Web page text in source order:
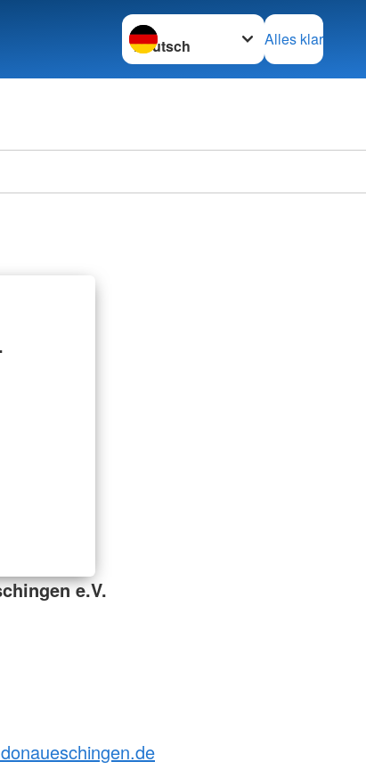
Sprache wechseln zu
Alles klar
e.V.